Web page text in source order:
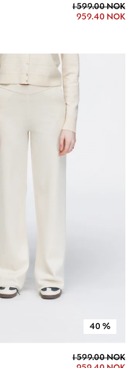
1 599.00 NOK
959.40 NOK
40 %
1 599.00 NOK